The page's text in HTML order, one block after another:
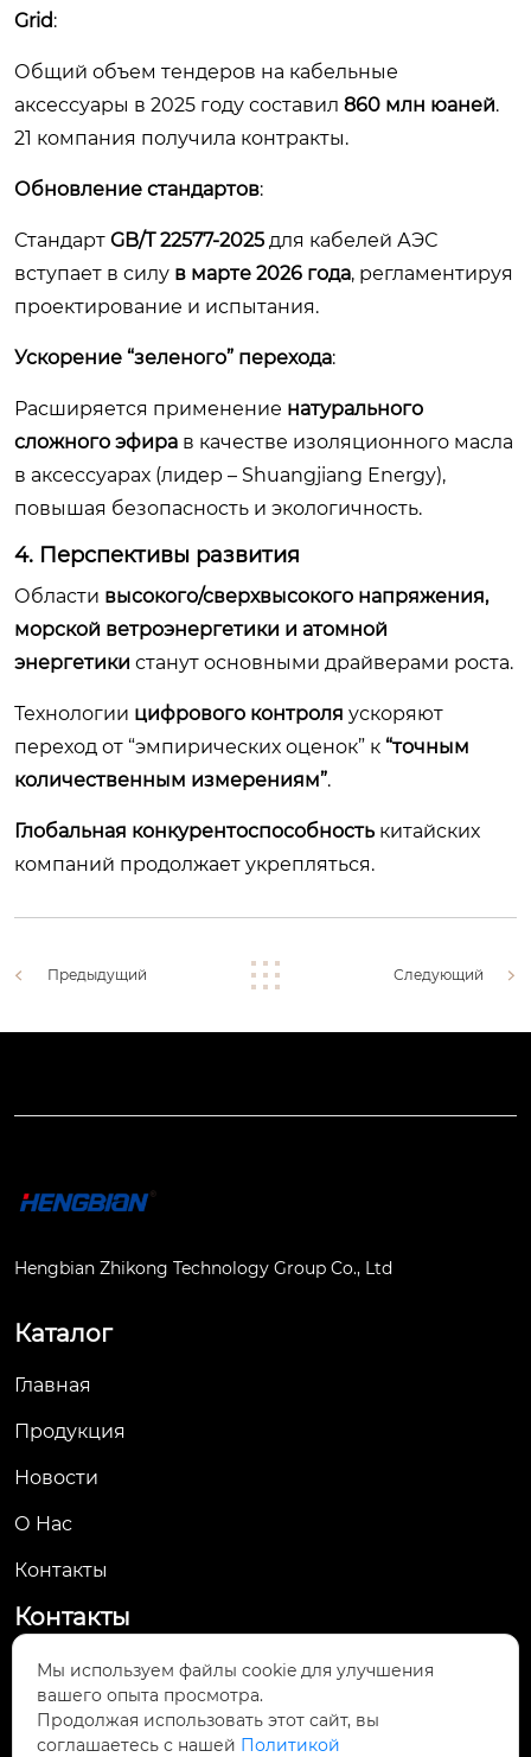
Grid:
Общий объем тендеров на кабельные
аксессуары в 2025 году составил 860 млн юаней.
21 компания получила контракты.
Обновление стандартов:
Стандарт GB/T 22577-2025 для кабелей АЭС
вступает в силу в марте 2026 года, регламентируя
проектирование и испытания.
Ускорение “зеленого” перехода:
Расширяется применение натурального
сложного эфира в качестве изоляционного масла
в аксессуарах (лидер – Shuangjiang Energy),
повышая безопасность и экологичность.
4. Перспективы развития
Области высокого/сверхвысокого напряжения,
морской ветроэнергетики и атомной
энергетики станут основными драйверами роста.
Технологии цифрового контроля ускоряют
переход от “эмпирических оценок” к “точным
количественным измерениям”.
Глобальная конкурентоспособность китайских
компаний продолжает укрепляться.
Предыдущий Следующий
Hengbian Zhikong Technology Group Co., Ltd
Каталог
Главная
Продукция
Новости
О Hас
Контакты
Контакты

No. 61, Jingsan Road, Yueqing Economic
Development Zone, Yueqing City, Wenzhou,
Zhejiang Province
Мы используем файлы cookie для улучшения
вашего опыта просмотра.
Продолжая использовать этот сайт, вы
соглашаетесь с нашей Политикой